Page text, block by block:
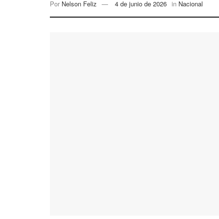
Por Nelson Feliz 4 de junio de 2026 in Nacional